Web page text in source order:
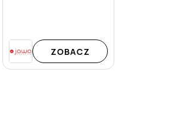
ZOBACZ